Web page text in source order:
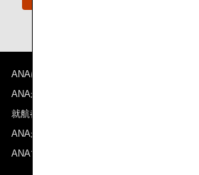
ANAについて
ANAからのお知らせ
就航都市
ANAがお約束する体験
ANAマイレージクラブ